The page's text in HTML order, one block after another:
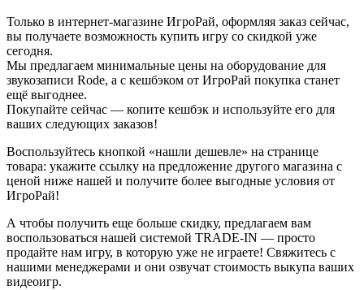
Только в интернет-магазине ИгроРай, оформляя заказ сейчас,
вы получаете возможность купить игру со скидкой уже
сегодня.
Мы предлагаем минимальные цены на оборудование для
звукозаписи Rode, а с кешбэком от ИгроРай покупка станет
ещё выгоднее.
Покупайте сейчас — копите кешбэк и используйте его для
ваших следующих заказов!
Воспользуйтесь кнопкой «нашли дешевле» на странице
товара: укажите ссылку на предложение другого магазина с
ценой ниже нашей и получите более выгодные условия от
ИгроРай!
А чтобы получить еще больше скидку, предлагаем вам
воспользоваться нашей системой TRADE-IN — просто
продайте нам игру, в которую уже не играете! Свяжитесь с
нашими менеджерами и они озвучат стоимость выкупа ваших
видеоигр.